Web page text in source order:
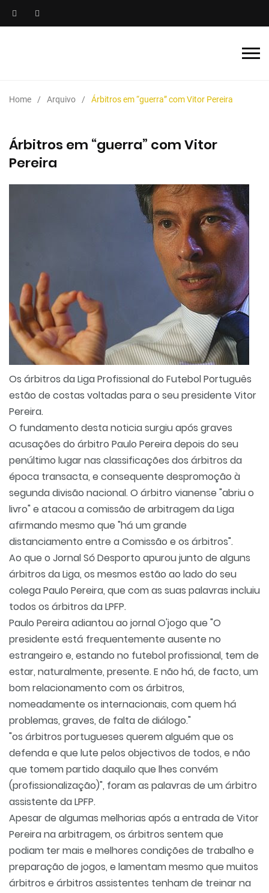
Home Arquivo Árbitros em “guerra” com Vitor Pereira
Árbitros em “guerra” com Vitor
Pereira
Os árbitros da Liga Profissional do Futebol Português
estão de costas voltadas para o seu presidente Vitor
Pereira.
O fundamento desta noticia surgiu após graves
acusações do árbitro Paulo Pereira depois do seu
penúltimo lugar nas classificações dos árbitros da
época transacta, e consequente despromoção à
segunda divisão nacional. O árbitro vianense "abriu o
livro" e atacou a comissão de arbitragem da Liga
afirmando mesmo que "há um grande
distanciamento entre a Comissão e os árbitros".
Ao que o Jornal Só Desporto apurou junto de alguns
árbitros da Liga, os mesmos estão ao lado do seu
colega Paulo Pereira, que com as suas palavras incluiu
todos os árbitros da LPFP.
Paulo Pereira adiantou ao jornal O'jogo que "O
presidente está frequentemente ausente no
estrangeiro e, estando no futebol profissional, tem de
estar, naturalmente, presente. E não há, de facto, um
bom relacionamento com os árbitros,
nomeadamente os internacionais, com quem há
problemas, graves, de falta de diálogo."
"os árbitros portugueses querem alguém que os
defenda e que lute pelos objectivos de todos, e não
que tomem partido daquilo que lhes convém
(profissionalização)", foram as palavras de um árbitro
assistente da LPFP.
Apesar de algumas melhorias após a entrada de Vitor
Pereira na arbitragem, os árbitros sentem que
podiam ter mais e melhores condições de trabalho e
preparação de jogos, e lamentam mesmo que muitos
árbitros e árbitros assistentes tenham de treinar na